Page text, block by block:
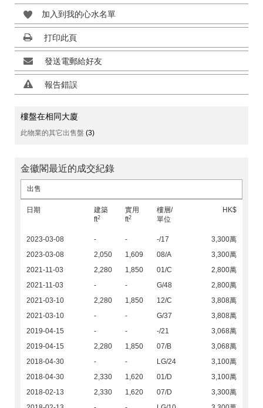
加入到我的心水名單
打印此頁
發送電郵給好友
報告錯誤
樓盤在相同大廈
此物業的其它出售盤 (3)
金徽閣最近的成交紀錄
出售
日期
建築
ft2
實用
ft2
樓層/
單位
HK$
2023-03-08 - - -/17
3,300萬
2023-03-08
2,050 1,609 08/A
3,300萬
2021-11-03
2,280 1,850 01/C
2,800萬
2021-11-03
- - G/48
2,800萬
2021-03-10
2,280 1,850 12/C
3,808萬
2021-03-10
- - G/37
3,808萬
2019-04-15
- - -/21
3,068萬
2019-04-15
2,280 1,850 07/B
3,068萬
2018-04-30
- - LG/24
3,100萬
2018-04-30
2,330 1,620 01/D
3,100萬
2018-02-13
2,330 1,620 07/D
3,300萬